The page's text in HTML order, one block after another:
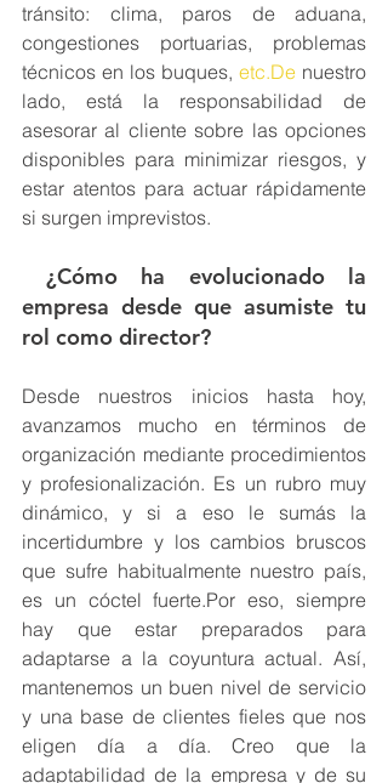
tránsito: clima, paros de aduana,
congestiones portuarias, problemas
técnicos en los buques, etc.De nuestro
lado, está la responsabilidad de
asesorar al cliente sobre las opciones
disponibles para minimizar riesgos, y
estar atentos para actuar rápidamente
si surgen imprevistos.
empresa desde que asumiste tu
rol como director?
Desde nuestros inicios hasta hoy,
avanzamos mucho en términos de
organización mediante procedimientos
y profesionalización. Es un rubro muy
dinámico, y si a eso le sumás la
incertidumbre y los cambios bruscos
que sufre habitualmente nuestro país,
es un cóctel fuerte.Por eso, siempre
hay que estar preparados para
adaptarse a la coyuntura actual. Así,
mantenemos un buen nivel de servicio
y una base de clientes fieles que nos
eligen día a día. Creo que la
adaptabilidad de la empresa y de su